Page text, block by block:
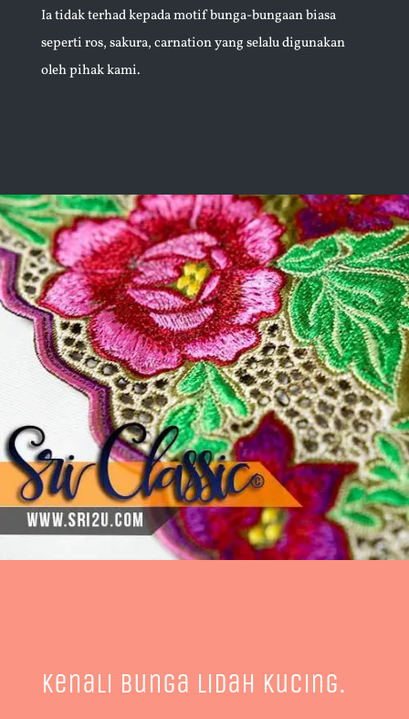
Ia tidak terhad kepada motif bunga-bungaan biasa
seperti ros, sakura, carnation yang selalu digunakan
oleh pihak kami.
Kenali Bunga Lidah Kucing.